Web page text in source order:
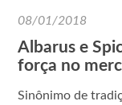
08/01/2018
Albarus e
força no
Sinônimo de